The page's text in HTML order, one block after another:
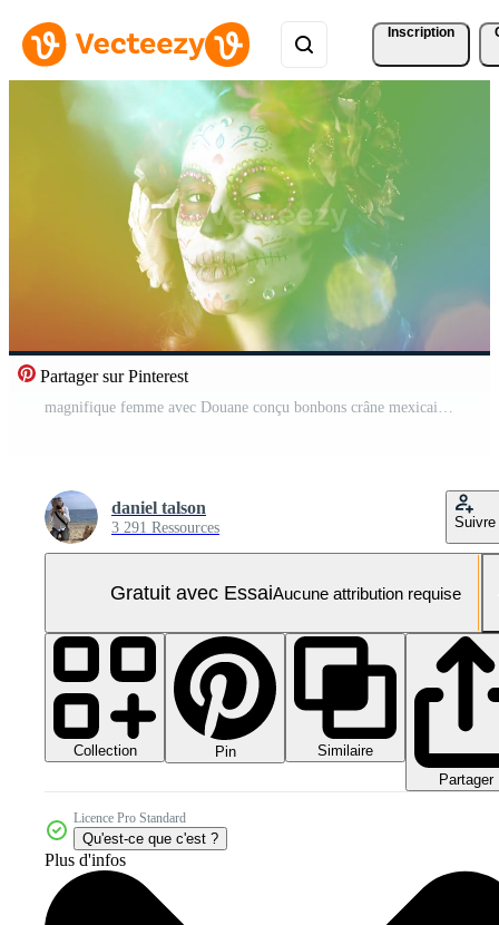
Inscription
Partager sur Pinterest
magnifique femme avec Douane conçu bonbons crâne mexicain journée de le mort visage faire en haut Vidéo Pro
daniel talson
3 291 Ressources Suivre
Gratuit avec EssaiAucune attribution requise
Collection Pin
Similaire
Partager
Licence Pro Standard
Qu'est-ce que c'est ?
Plus d'infos